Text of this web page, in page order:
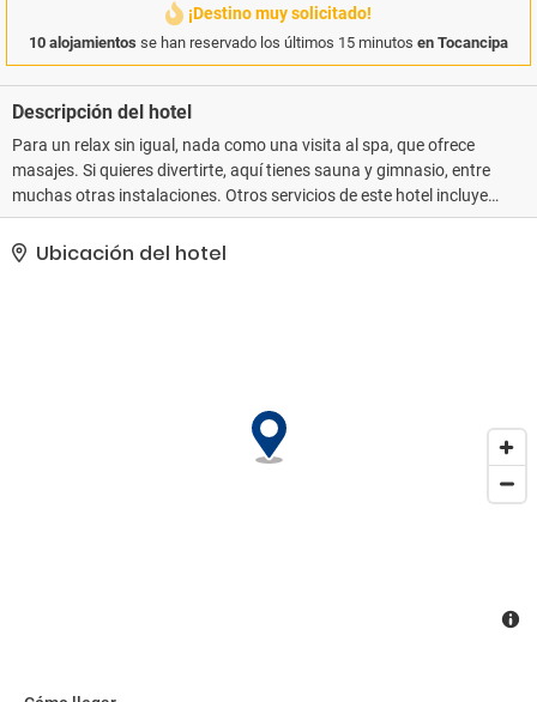
¡Destino muy solicitado!
10 alojamientos se han reservado los últimos 15 minutos en Tocancipa
Descripción del hotel
Para un relax sin igual, nada como una visita al spa, que ofrece
masajes. Si quieres divertirte, aquí tienes sauna y gimnasio, entre
muchas otras instalaciones. Otros servicios de este hotel incluyen
conexión a Internet wifi gratis, servicios de conserjería y una zona
recreativa o sala de juegos.. Tendrás un centro de negocios, un
Ubicación del hotel